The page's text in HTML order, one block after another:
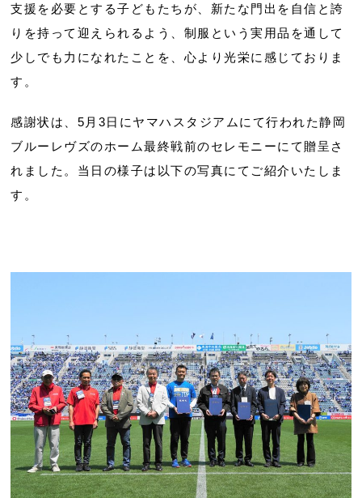
支援を必要とする子どもたちが、新たな門出を自信と誇
りを持って迎えられるよう、制服という実用品を通して
少しでも力になれたことを、心より光栄に感じておりま
す。
感謝状は、5月3日にヤマハスタジアムにて行われた静岡
ブルーレヴズのホーム最終戦前のセレモニーにて贈呈さ
れました。当日の様子は以下の写真にてご紹介いたしま
す。